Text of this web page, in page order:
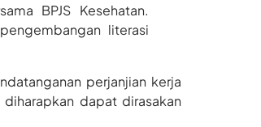
BPJS Kesehatan.
literasi
perjanjian kerja
dapat dirasakan